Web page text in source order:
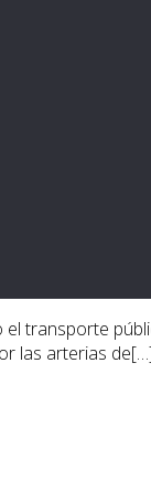
transporte
las arterias